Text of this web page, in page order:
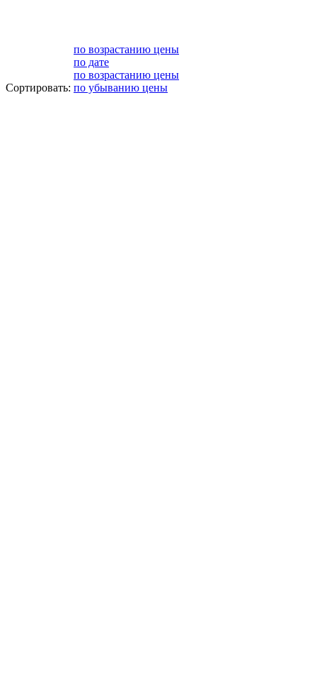
Сортировать:
по возрастанию цены
по дате
по возрастанию цены
по убыванию цены